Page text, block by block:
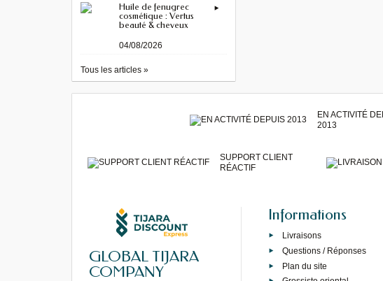
Huile de fenugrec
cosmétique : Vertus
beauté & cheveux
04/08/2026
Tous les articles »
EN ACTIVITÉ
2013
SUPPORT CLIENT
RÉACTIF
GLOBAL TIJARA
COMPANY
Informations
Livraisons
Questions / Réponses
Plan du site